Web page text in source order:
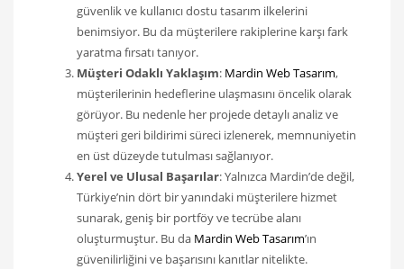
güvenlik ve kullanıcı dostu tasarım ilkelerini
benimsiyor. Bu da müşterilere rakiplerine karşı fark
yaratma fırsatı tanıyor.
Müşteri Odaklı Yaklaşım: Mardin Web Tasarım,
müşterilerinin hedeflerine ulaşmasını öncelik olarak
görüyor. Bu nedenle her projede detaylı analiz ve
müşteri geri bildirimi süreci izlenerek, memnuniyetin
en üst düzeyde tutulması sağlanıyor.
Yerel ve Ulusal Başarılar: Yalnızca Mardin’de değil,
Türkiye’nin dört bir yanındaki müşterilere hizmet
sunarak, geniş bir portföy ve tecrübe alanı
oluşturmuştur. Bu da Mardin Web Tasarım’ın
güvenilirliğini ve başarısını kanıtlar nitelikte.